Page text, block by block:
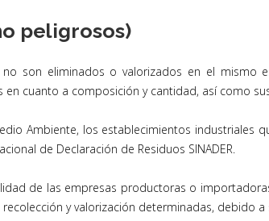
peligrosos)
son eliminados o valorizados en el mismo
cuanto a composición y cantidad, así como
Ambiente, los establecimientos industriales
de Declaración de Residuos SINADER.
de las empresas productoras o
y valorización determinadas, debido